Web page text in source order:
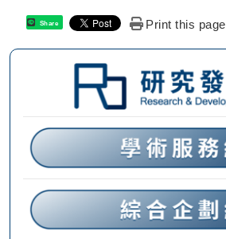
Share Print this page